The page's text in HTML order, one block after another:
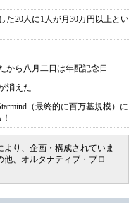
た20人に1人が月30万円以上とい
から八月二日は年配記念日
消えた
（最終的に百万基規模）に
り、企画・構成されていま
、オルタナティブ・ブロ